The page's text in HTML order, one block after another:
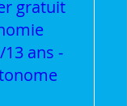
gratuit
ans -